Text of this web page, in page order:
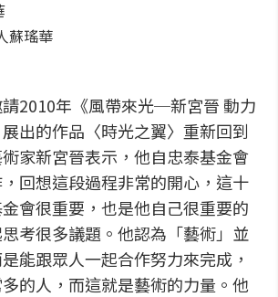
蘇瑤華
2010年《風帶來光─新宮晉 動力
出的作品〈時光之翼〉重新回到
家新宮晉表示，他自忠泰基金會
回想這段過程非常的開心，這十
會很重要，也是他自己很重要的
考很多議題。他認為「藝術」並
能跟眾人一起合作努力來完成，
的人，而這就是藝術的力量。他